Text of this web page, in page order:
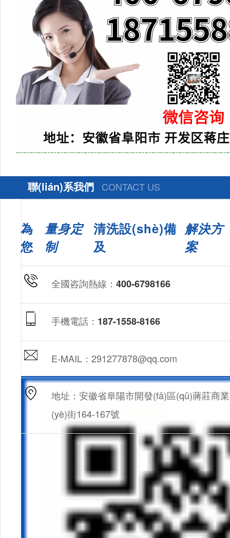
聯(lián)系我們 CONTACT US
為
您
量身定
制
清洗設(shè)備
及
解決方
案
全國咨詢熱線： 400-6798166
手機電話： 187-1558-8166
E-MAIL：291277878@qq.com
地址：安徽省阜陽市開發(fā)區(qū)蔣莊商業
(yè)街164-167號